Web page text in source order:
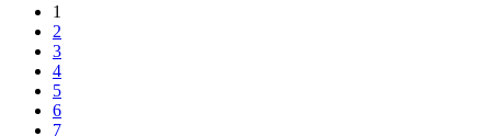
1
2
3
4
5
6
7